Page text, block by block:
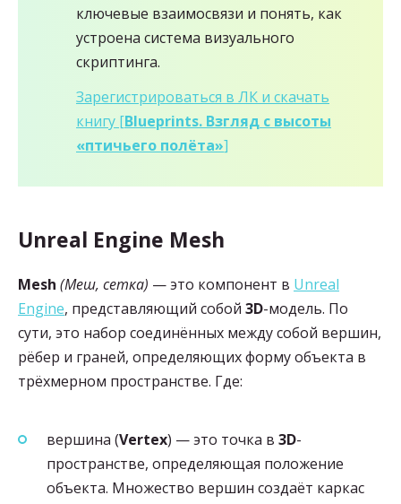
ключевые взаимосвязи и понять, как
устроена система визуального
скриптинга.
Зарегистрироваться в ЛК и скачать
книгу [Blueprints. Взгляд с высоты
«птичьего полёта»]
Unreal Engine Mesh
Mesh (Меш, сетка) — это компонент в Unreal
Engine, представляющий собой 3D-модель. По
сути, это набор соединённых между собой вершин,
рёбер и граней, определяющих форму объекта в
трёхмерном пространстве. Где:
вершина (Vertex) — это точка в 3D-
пространстве, определяющая положение
объекта. Множество вершин создаёт каркас